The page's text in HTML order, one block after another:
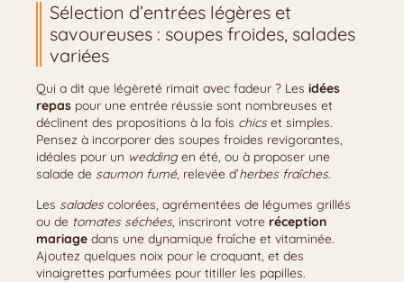
Sélection d’entrées légères et
savoureuses : soupes froides, salades
variées
Qui a dit que légèreté rimait avec fadeur ? Les idées
repas pour une entrée réussie sont nombreuses et
déclinent des propositions à la fois chicset simples.
Pensez à incorporer des soupes froides revigorantes,
idéales pour un weddingen été, ou à proposer une
salade de saumon fumé, relevée d’herbes fraîches.
Les saladescolorées, agrémentées de légumes grillés
ou de tomates séchées, inscriront votre réception
mariage dans une dynamique fraîche et vitaminée.
Ajoutez quelques noix pour le croquant, et des
vinaigrettes parfumées pour titiller les papilles.